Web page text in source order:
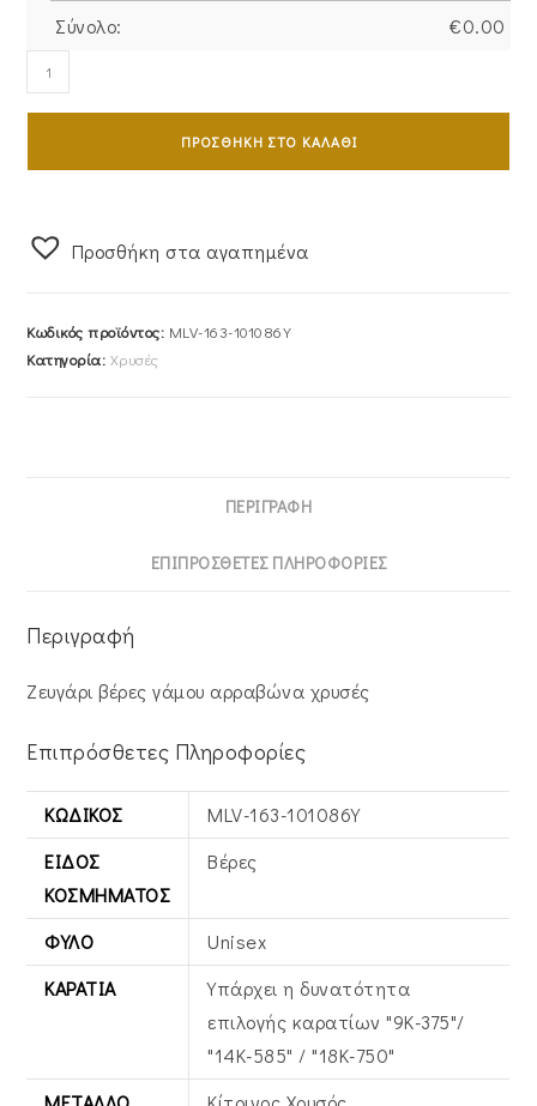
Σύνολο: €0.00
Ζευγάρι
Βέρες
163-
ΠΡΟΣΘΉΚΗ ΣΤΟ ΚΑΛΆΘΙ
Προσθήκη στα αγαπημένα
Κωδικός προϊόντος: MLV-163-101086Y
Κατηγορία: Χρυσές
ΠΕΡΙΓΡΑΦΉ
ΕΠΙΠΡΌΣΘΕΤΕΣ ΠΛΗΡΟΦΟΡΊΕΣ
Περιγραφή
Ζευγάρι βέρες γάμου αρραβώνα χρυσές
Επιπρόσθετες Πληροφορίες
ΚΩΔΙΚΌΣ
MLV-163-101086Y
ΕΊΔΟΣ
ΚΟΣΜΉΜΑΤΟΣ
Βέρες
ΦΎΛΟ
Unisex
ΚΑΡΆΤΙΑ
Υπάρχει η δυνατότητα
επιλογής καρατίων "9Κ-375"/
"14Κ-585" / "18Κ-750"